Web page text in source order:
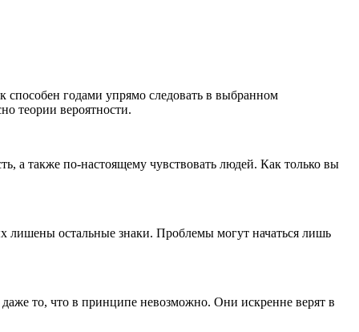
способен годами упрямо следовать в выбранном
теории вероятности.
а также по-настоящему чувствовать людей. Как только вы
остальные знаки. Проблемы могут начаться лишь
то, что в принципе невозможно. Они искренне верят в